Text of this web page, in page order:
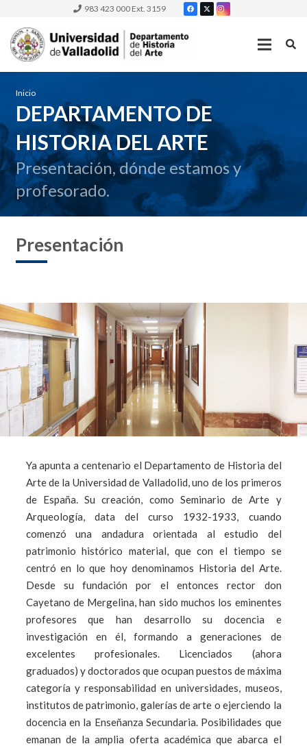
983 423 000 Ext. 3159
Inicio
DEPARTAMENTO DE
HISTORIA DEL ARTE
Presentación, dónde estamos y
profesorado.
Presentación
Ya apunta a centenario el Departamento de Historia del
Arte de la Universidad de Valladolid, uno de los primeros
de España. Su creación, como Seminario de Arte y
Arqueología, data del curso 1932-1933, cuando
comenzó una andadura orientada al estudio del
patrimonio histórico material, que con el tiempo se
centró en lo que hoy denominamos Historia del Arte.
Desde su fundación por el entonces rector don
Cayetano de Mergelina, han sido muchos los eminentes
profesores que han desarrollo su docencia e
investigación en él, formando a generaciones de
excelentes profesionales. Licenciados (ahora
graduados) y doctorados que ocupan puestos de máxima
categoría y responsabilidad en universidades, museos,
institutos de patrimonio, galerías de arte o ejerciendo la
docencia en la Enseñanza Secundaria. Posibilidades que
emanan de la amplia oferta académica que abarca el